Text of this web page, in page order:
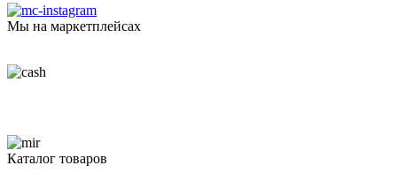
Мы на маркетплейсах
Каталог товаров